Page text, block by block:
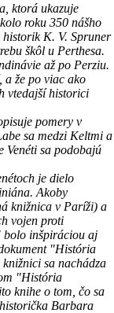
ktorá ukazuje
roku 350 nášho
K. V. Spruner
škôl u Perthesa.
až po Perziu.
a že po viac ako
vtedajší historici
pomery v
sa medzi Keltmi a
Venéti sa podobajú
je dielo
Akoby
knižnica v Paríži) a
vojen proti
bolo inšpiráciou aj
"História
sa nachádza
"História
knihe o tom, čo sa
Barbara